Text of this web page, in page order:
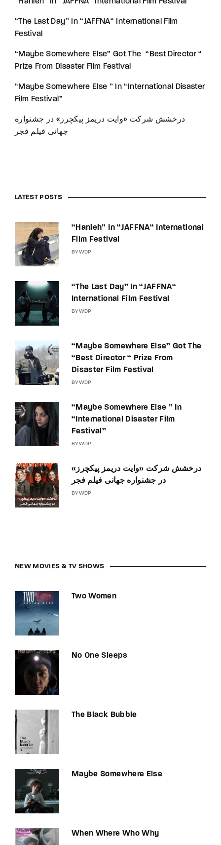
“Hanieh” In “JAFFNA“ International Film Festival
“The Last Day” In “JAFFNA“ International Film
Festival
“Maybe Somewhere Else” Got The “Best Director “
Prize From Disaster Film Festival
“Maybe Somewhere Else ” In “International Disaster
Film Festival”
درخشش شرکت «وایت دریمز پیکچرز» در جشنواره
جهانی فیلم فجر
LATEST POSTS
“Hanieh” In “JAFFNA“ International
Film Festival
BYWDP
“The Last Day” In “JAFFNA“
International Film Festival
BYWDP
“Maybe Somewhere Else” Got The
“Best Director “ Prize From
Disaster Film Festival
BYWDP
“Maybe Somewhere Else ” In
“International Disaster Film
Festival”
BYWDP
درخشش شرکت «وایت دریمز پیکچرز»
در جشنواره جهانی فیلم فجر
BYWDP
NEW MOVIES & TV SHOWS
Two Women
No One Sleeps
The Black Bubble
Maybe Somewhere Else
When Where Who Why